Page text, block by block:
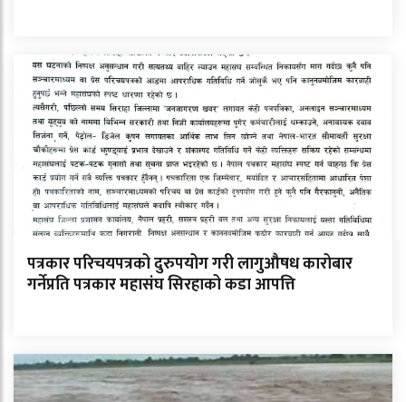
पत्रकार परिचयपत्रको दुरुपयोग गरी लागुऔषध कारोबार
गर्नेप्रति पत्रकार महासंघ सिरहाको कडा आपत्ति